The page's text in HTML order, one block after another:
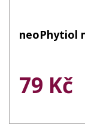
neoPhytiol
79 Kč